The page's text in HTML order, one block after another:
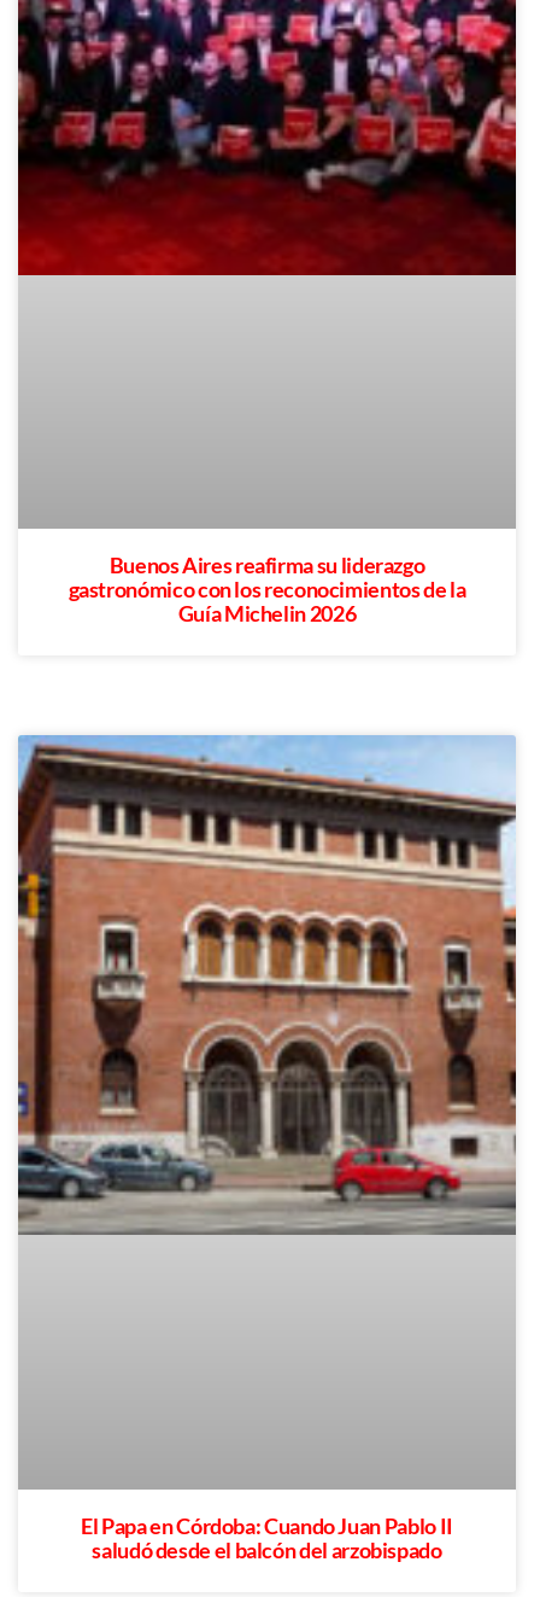
Buenos Aires reafirma su liderazgo
gastronómico con los reconocimientos de la
Guía Michelin 2026
El Papa en Córdoba: Cuando Juan Pablo II
saludó desde el balcón del arzobispado